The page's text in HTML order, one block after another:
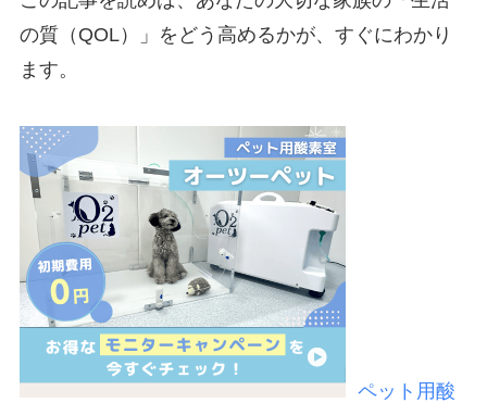
の質（QOL）」をどう高めるかが、すぐにわかり
ます。
ペット用酸